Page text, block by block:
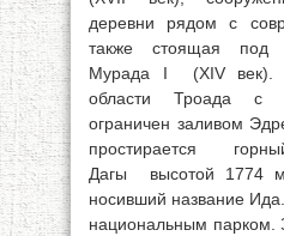
деревни рядом с
также стоящая под
Мурада I (XIV век).
области Троада с
ограничен заливом
простирается
Дагы
высотой 1774
носивший название
национальным парком.